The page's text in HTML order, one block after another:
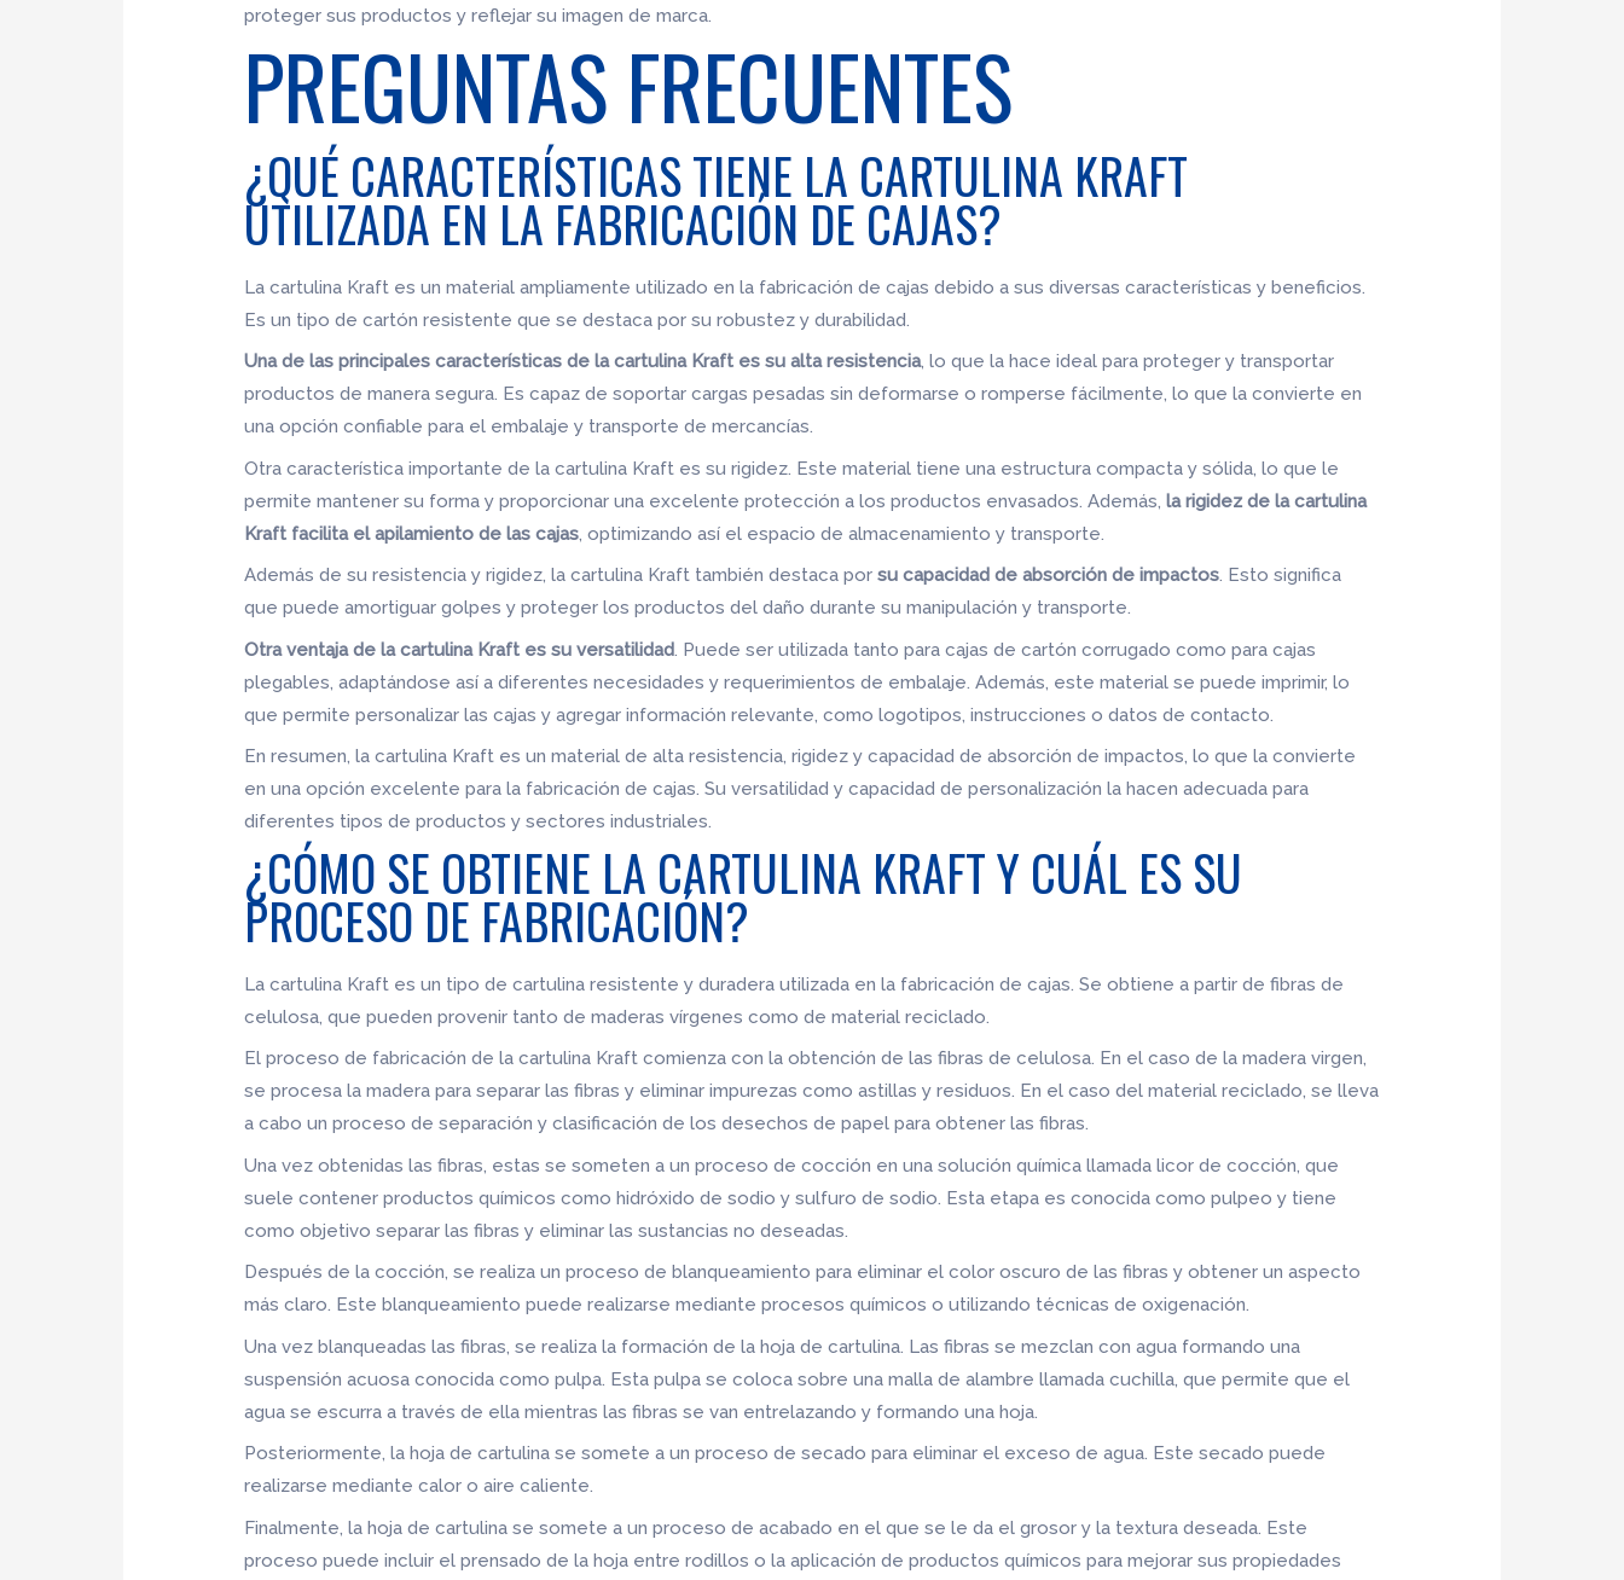
proteger sus productos y reflejar su imagen de marca.
PREGUNTAS FRECUENTES
¿QUÉ CARACTERÍSTICAS TIENE LA CARTULINA KRAFT
UTILIZADA EN LA FABRICACIÓN DE CAJAS?
La cartulina Kraft es un material ampliamente utilizado en la fabricación de cajas debido a sus diversas características y beneficios.
Es un tipo de cartón resistente que se destaca por su robustez y durabilidad.
Una de las principales características de la cartulina Kraft es su alta resistencia, lo que la hace ideal para proteger y transportar
productos de manera segura. Es capaz de soportar cargas pesadas sin deformarse o romperse fácilmente, lo que la convierte en
una opción confiable para el embalaje y transporte de mercancías.
Otra característica importante de la cartulina Kraft es su rigidez. Este material tiene una estructura compacta y sólida, lo que le
permite mantener su forma y proporcionar una excelente protección a los productos envasados. Además, la rigidez de la cartulina
Kraft facilita el apilamiento de las cajas , optimizando así el espacio de almacenamiento y transporte.
Además de su resistencia y rigidez, la cartulina Kraft también destaca porsu capacidad de absorción de impactos. Esto significa
que puede amortiguar golpes y proteger los productos del daño durante su manipulación y transporte.
Otra ventaja de la cartulina Kraft es su versatilidad . Puede ser utilizada tanto para cajas de cartón corrugado como para cajas
plegables, adaptándose así a diferentes necesidades y requerimientos de embalaje. Además, este material se puede imprimir, lo
que permite personalizar las cajas y agregar información relevante, como logotipos, instrucciones o datos de contacto.
En resumen, la cartulina Kraft es un material de alta resistencia, rigidez y capacidad de absorción de impactos, lo que la convierte
en una opción excelente para la fabricación de cajas. Su versatilidad y capacidad de personalización la hacen adecuada para
diferentes tipos de productos y sectores industriales.
¿CÓMO SE OBTIENE LA CARTULINA KRAFT Y CUÁL ES SU
PROCESO DE FABRICACIÓN?
La cartulina Kraft es un tipo de cartulina resistente y duradera utilizada en la fabricación de cajas. Se obtiene a partir de fibras de
celulosa, que pueden provenir tanto de maderas vírgenes como de material reciclado.
El proceso de fabricación de la cartulina Kraft comienza con la obtención de las fibras de celulosa. En el caso de la madera virgen,
se procesa la madera para separar las fibras y eliminar impurezas como astillas y residuos. En el caso del material reciclado, se lleva
a cabo un proceso de separación y clasificación de los desechos de papel para obtener las fibras.
Una vez obtenidas las fibras, estas se someten a un proceso de cocción en una solución química llamada licor de cocción, que
suele contener productos químicos como hidróxido de sodio y sulfuro de sodio. Esta etapa es conocida como pulpeo y tiene
como objetivo separar las fibras y eliminar las sustancias no deseadas.
Después de la cocción, se realiza un proceso de blanqueamiento para eliminar el color oscuro de las fibras y obtener un aspecto
más claro. Este blanqueamiento puede realizarse mediante procesos químicos o utilizando técnicas de oxigenación.
Una vez blanqueadas las fibras, se realiza la formación de la hoja de cartulina. Las fibras se mezclan con agua formando una
suspensión acuosa conocida como pulpa. Esta pulpa se coloca sobre una malla de alambre llamada cuchilla, que permite que el
agua se escurra a través de ella mientras las fibras se van entrelazando y formando una hoja.
Posteriormente, la hoja de cartulina se somete a un proceso de secado para eliminar el exceso de agua. Este secado puede
realizarse mediante calor o aire caliente.
Finalmente, la hoja de cartulina se somete a un proceso de acabado en el que se le da el grosor y la textura deseada. Este
proceso puede incluir el prensado de la hoja entre rodillos o la aplicación de productos químicos para mejorar sus propiedades